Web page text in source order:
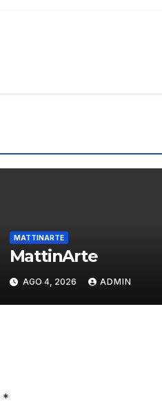
MATTINARTE
MattinArte
AGO 4, 2026 ADMIN
*